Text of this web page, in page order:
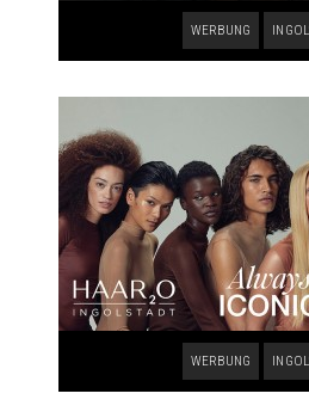
WERBUNG
WERBUNG